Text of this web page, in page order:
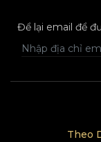
Để lại email để
Theo